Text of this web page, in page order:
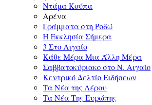
Ντάμα Κούπα
Αρένα
Γράμματα στη Ροδώ
Η Εκκλησία Σήμερα
3 Στο Αιγαίο
Κάθε Μέρα Μια Άλλη Μέρα
Σαββατοκύριακο στο Ν. Αιγαίο
Κεντρικό Δελτίο Ειδήσεων
Τα Νέα της Λέρου
Τα Νέα Της Ευρώπης